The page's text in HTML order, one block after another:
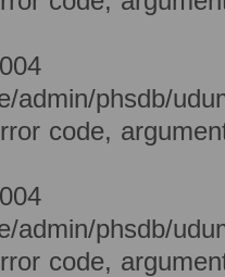
admin/phsdb/
code,
admin/phsdb/
code,